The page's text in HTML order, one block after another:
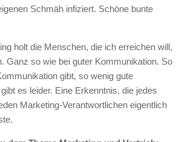
Schmäh infiziert. Schöne bunte
holt die Menschen, die ich erreichen will,
Ganz so wie bei guter Kommunikation. So
gibt, so wenig gute
es leider. Eine Erkenntnis, die jedes
Marketing-Verantwortlichen eigentlich